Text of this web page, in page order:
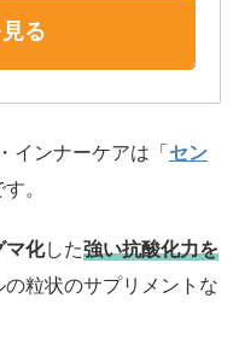
る
インナーケアは「セン
。
マ化した強い抗酸化力を
粒状のサプリメントな